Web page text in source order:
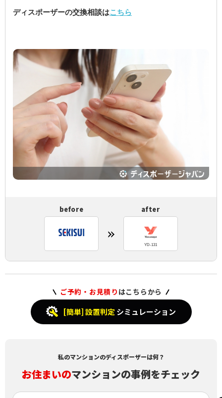
ディスポーザーの交換相談はこちら
before after
YD-131
ご予約・お見積り はこちらから
[簡単] 設置判定 シミュレーション
私のマンションのディスポーザーは何？
お住まいのマンションの事例をチェック